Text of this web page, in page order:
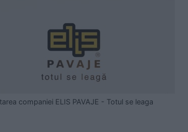
companiei ELIS PAVAJE - Totul se leaga